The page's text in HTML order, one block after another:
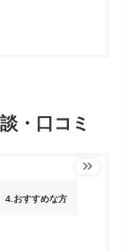
・口コミ
4.おすすめな方